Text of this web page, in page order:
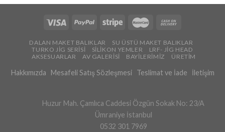
DALAN MAKET BALIKLAR
SU ÜSTÜ MAKET BALIKLAR
TURKO JİG SERİSİ
SİLİKON YEMLER
LRF- JİG HEAD
AKSESUARLAR
AV GALERİSİ BAYİLERİMİZ ÜRETİM
Hakkımızda Mesafeli Satış Sözleşmesi Teslimat ve İade İletişim
Huzur Mah. Çamlıca Caddesi Özgün Sokak No: 23/A
Ümraniye İstanbul
0532 301 7969